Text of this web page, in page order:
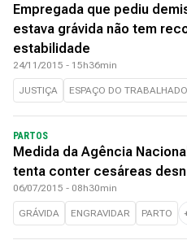
Empregada que pediu
estava grávida não tem
estabilidade
24/11/2015 - 15h36min
JUSTIÇA ESPAÇO DO
PARTOS
Medida da Agência
tenta conter cesáreas
06/07/2015 - 08h30min
GRÁVIDA ENGRAVIDAR PARTO